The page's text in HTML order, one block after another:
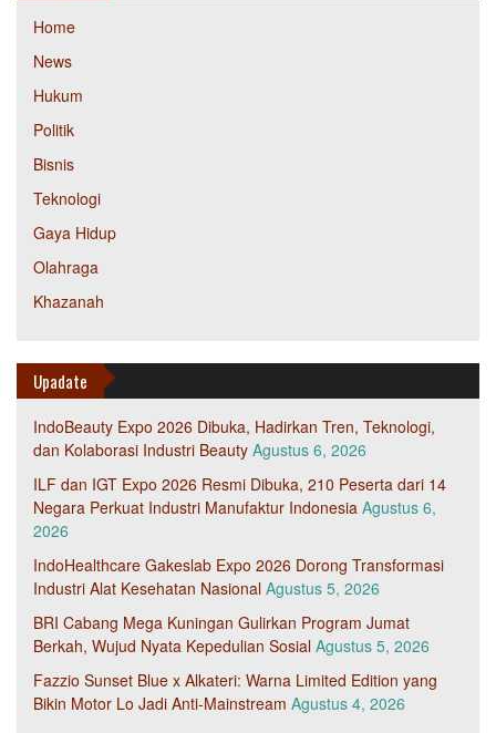
Home
News
Hukum
Politik
Bisnis
Teknologi
Gaya Hidup
Olahraga
Khazanah
Upadate
IndoBeauty Expo 2026 Dibuka, Hadirkan Tren, Teknologi,
dan Kolaborasi Industri Beauty Agustus 6, 2026
ILF dan IGT Expo 2026 Resmi Dibuka, 210 Peserta dari 14
Negara Perkuat Industri Manufaktur Indonesia Agustus 6,
2026
IndoHealthcare Gakeslab Expo 2026 Dorong Transformasi
Industri Alat Kesehatan Nasional Agustus 5, 2026
BRI Cabang Mega Kuningan Gulirkan Program Jumat
Berkah, Wujud Nyata Kepedulian Sosial Agustus 5, 2026
Fazzio Sunset Blue x Alkateri: Warna Limited Edition yang
Bikin Motor Lo Jadi Anti-Mainstream Agustus 4, 2026